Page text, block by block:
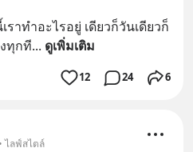
าทำอะไรอยู่ เดียวก็วันเดียวก็
ทุกที... ดูเพิ่มเติม
12 24 6
ไลฟ์สไตล์